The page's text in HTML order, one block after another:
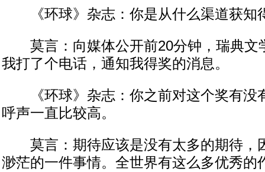
《环球》杂志：你是从什么渠道获知
莫言：向媒体公开前20分钟，瑞典文
我打了个电话，通知我得奖的消息。
《环球》杂志：你之前对这个奖有没
呼声一直比较高。
莫言：期待应该是没有太多的期待，
渺茫的一件事情。全世界有这么多优秀的